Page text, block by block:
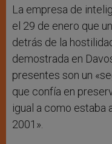
La empresa de
el 29 de enero que
detrás de la
demostrada en
presentes son un
que confía en
igual a como estaba
2001».